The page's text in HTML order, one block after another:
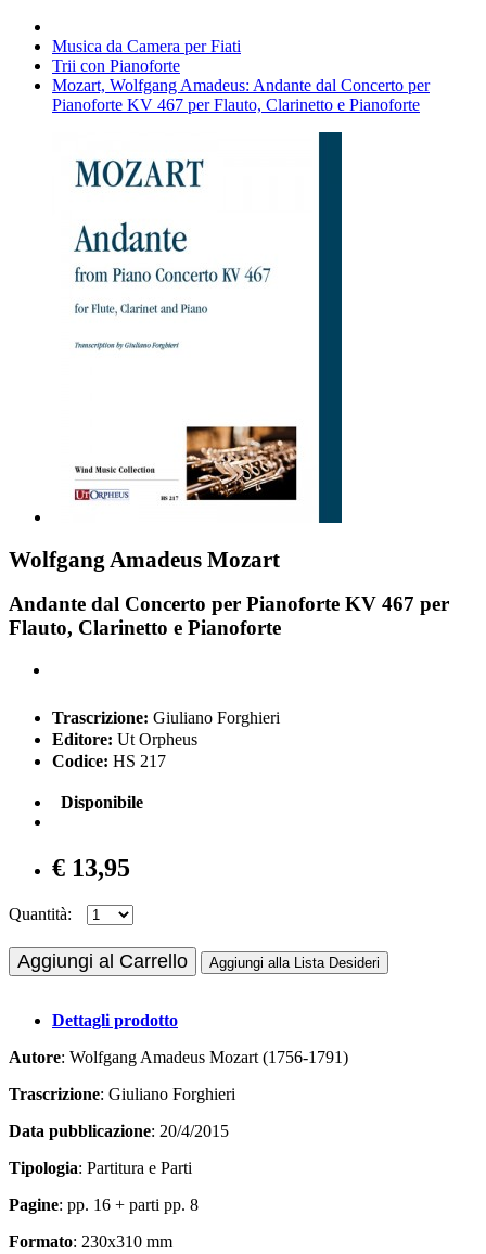
Musica da Camera per Fiati
Trii con Pianoforte
Mozart, Wolfgang Amadeus: Andante dal Concerto per
Pianoforte KV 467 per Flauto, Clarinetto e Pianoforte
Wolfgang Amadeus Mozart
Andante dal Concerto per Pianoforte KV 467 per
Flauto, Clarinetto e Pianoforte
Trascrizione: Giuliano Forghieri
Editore: Ut Orpheus
Codice: HS 217
Disponibile
€ 13,95
Quantità:
Aggiungi al Carrello Aggiungi alla Lista Desideri
Dettagli prodotto
Autore: Wolfgang Amadeus Mozart (1756-1791)
Trascrizione: Giuliano Forghieri
Data pubblicazione: 20/4/2015
Tipologia: Partitura e Parti
Pagine: pp. 16 + parti pp. 8
Formato: 230x310 mm